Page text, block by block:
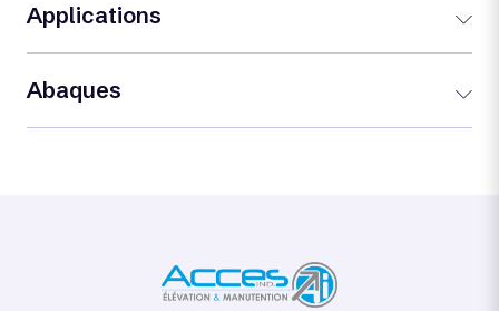
Applications
Abaques